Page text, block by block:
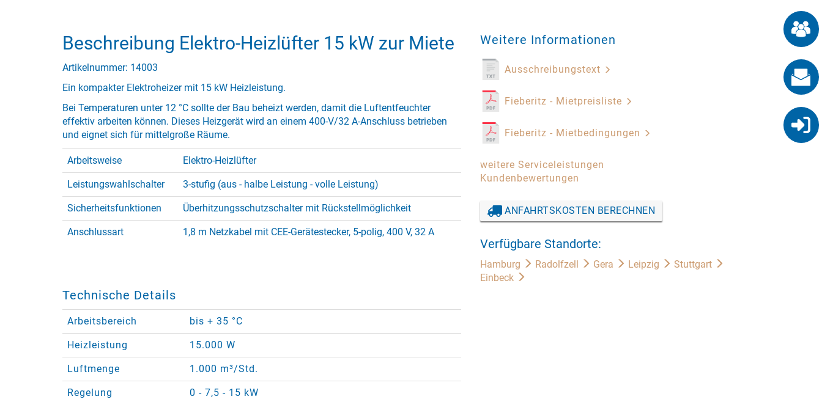
Beschreibung Elektro-Heizlüfter 15 kW zur Miete
Artikelnummer: 14003
Ein kompakter Elektroheizer mit 15 kW Heizleistung.
Bei Temperaturen unter 12 °C sollte der Bau beheizt werden, damit die Luftentfeuchter
effektiv arbeiten können. Dieses Heizgerät wird an einem 400-V/32 A-Anschluss betrieben
und eignet sich für mittelgroße Räume.
Arbeitsweise Elektro-Heizlüfter
Leistungswahlschalter 3-stufig (aus - halbe Leistung - volle Leistung)
Sicherheitsfunktionen Überhitzungsschutzschalter mit Rückstellmöglichkeit
Anschlussart 1,8 m Netzkabel mit CEE-Gerätestecker, 5-polig, 400 V, 32 A
Technische Details
Arbeitsbereich bis + 35 °C
Heizleistung 15.000 W
Luftmenge 1.000 m³/Std.
Regelung 0 - 7,5 - 15 kW
Weitere Informationen
Ausschreibungstext
Fieberitz - Mietpreisliste
Fieberitz - Mietbedingungen
weitere Serviceleistungen
Kundenbewertungen
ANFAHRTSKOSTEN BERECHNEN
Verfügbare Standorte:
Hamburg Radolfzell Gera Leipzig
Stuttgart
Einbeck